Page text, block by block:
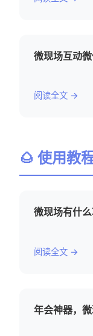
微现场互动微
阅读全文 →
🌰 使用教
微现场有什
阅读全文 →
年会神器，